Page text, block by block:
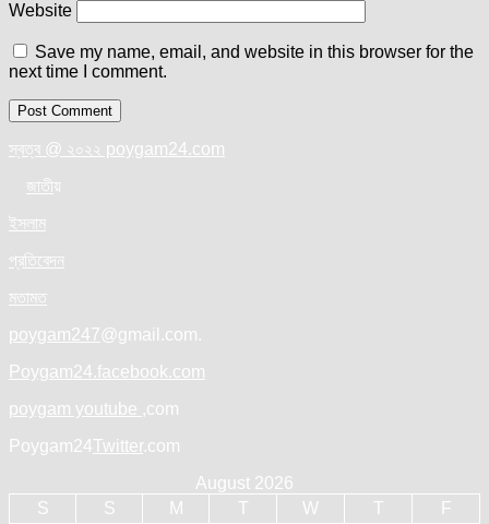
Website
Save my name, email, and website in this browser for the
next time I comment.
স্বত্ব @ ২০২২ poygam24.com
জাতীয়
ইসলাম
প্রতিবেদন
মতামত
poygam247@gmail.com.
Poygam24.facebook.com
poygam youtube ,com
Poygam24Twitter.com
August 2026
S
S M T W T F